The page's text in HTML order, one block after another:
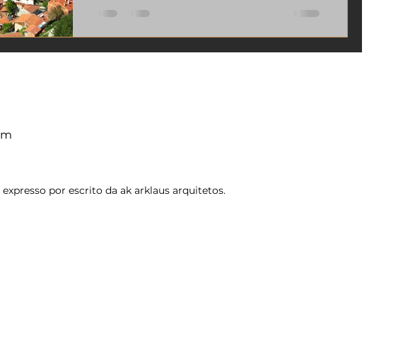
Imóvel Passo a Passo
Carapicuíba e região apresentam
por escrito da ak arklaus arquitetos.